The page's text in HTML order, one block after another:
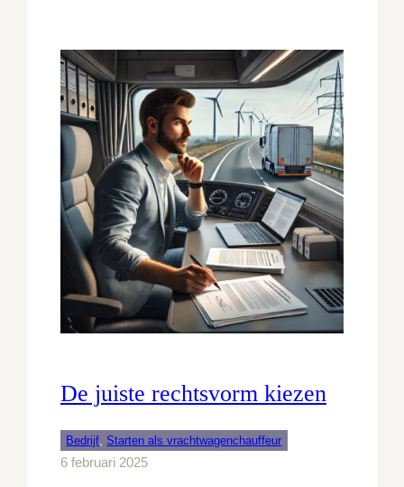
De juiste rechtsvorm kiezen
Bedrijf Starten als vrachtwagenchauffeur
6 februari 2025